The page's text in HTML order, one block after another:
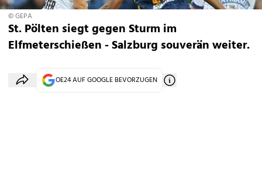
© GEPA
St. Pölten siegt gegen Sturm im
Elfmeterschießen - Salzburg souverän weiter.
OE24 AUF GOOGLE BEVORZUGEN